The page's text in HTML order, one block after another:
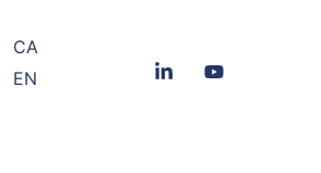
CA
EN